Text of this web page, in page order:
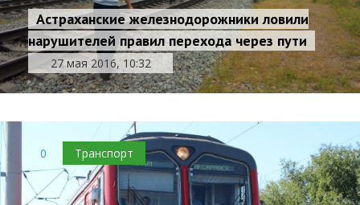
Астраханские железнодорожники ловили
нарушителей правил перехода через пути
27 мая 2016, 10:32
0 Транспорт